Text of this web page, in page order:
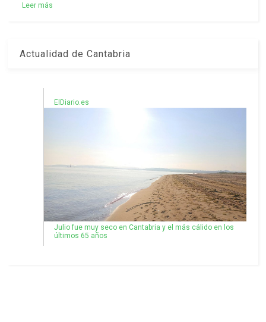
Leer más
Actualidad de Cantabria
ElDiario.es
Julio fue muy seco en Cantabria y el más cálido en los
últimos 65 años